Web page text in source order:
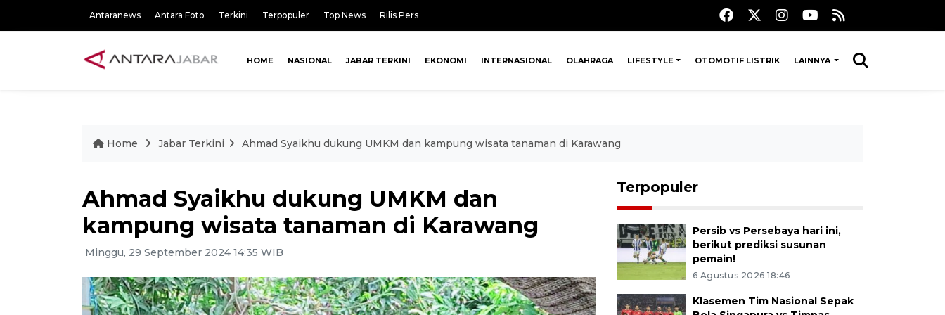
Antaranews Antara Foto Terkini Terpopuler Top News Rilis Pers
HOME NASIONAL JABAR TERKINI EKONOMI INTERNASIONAL OLAHRAGA LIFESTYLE OTOMOTIF LISTRIK LAINNYA
Home Jabar Terkini Ahmad Syaikhu dukung UMKM dan kampung wisata tanaman di Karawang
Ahmad Syaikhu dukung UMKM dan
kampung wisata tanaman di Karawang
Minggu, 29 September 2024 14:35 WIB
Terpopuler
Persib vs Persebaya hari ini,
berikut prediksi susunan
pemain!
6 Agustus 2026 18:46
Klasemen Tim Nasional Sepak